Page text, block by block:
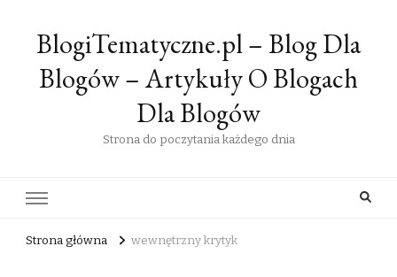
BlogiTematyczne.pl – Blog Dla
Blogów – Artykuły O Blogach
Dla Blogów
Strona do poczytania każdego dnia
Strona główna wewnętrzny krytyk